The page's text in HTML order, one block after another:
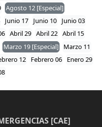
Agosto 12 [Especial]
Junio 17 Junio 10
Junio 03
Abril 29 Abril 22 Abril 15
Marzo 19 [Especial]
Marzo 11
12 Febrero 06
Enero 29
[CAE]